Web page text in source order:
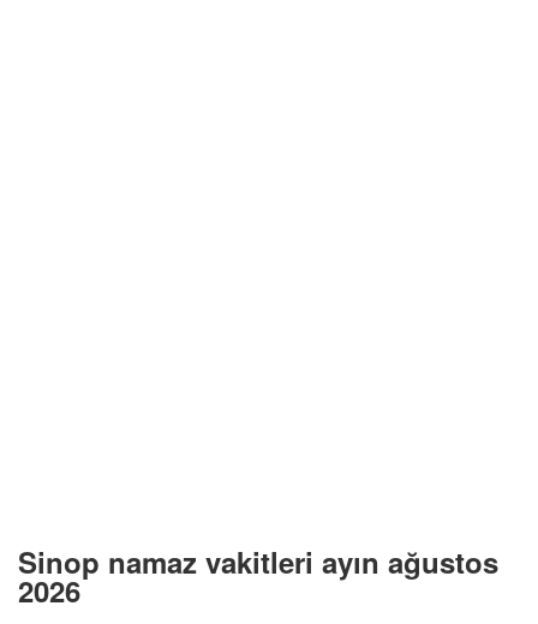
Sinop namaz vakitleri ayın ağustos
2026